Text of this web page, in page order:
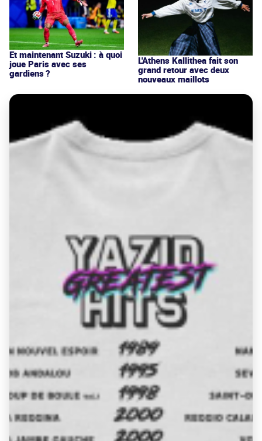
Et maintenant Suzuki : à quoi
joue Paris avec ses
gardiens ?
L'Athens Kallithea fait son
grand retour avec deux
nouveaux maillots